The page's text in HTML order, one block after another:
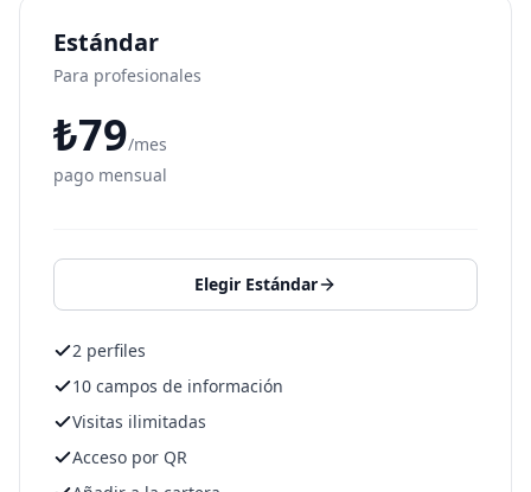
Estándar
Para profesionales
₺79/mes
pago mensual
Elegir Estándar
2 perfiles
10 campos de información
Visitas ilimitadas
Acceso por QR